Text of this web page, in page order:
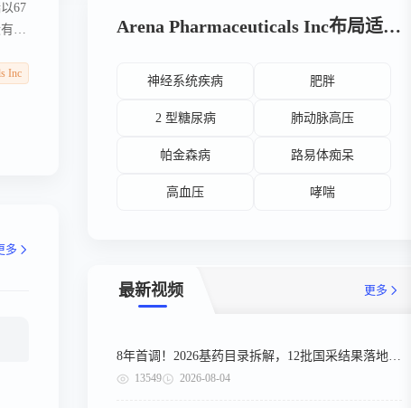
67
获
Inc
多
Arena Pharmaceuticals Inc布局适应症
神经系统疾病 肥胖
2 型糖尿病 肺动脉高压
帕金森病 路易体痴呆
高血压 哮喘
最新视频 更多
13549 2026-08-04